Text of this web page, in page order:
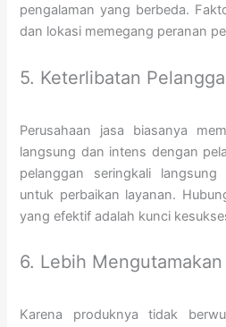
pengalaman yang berbeda.
dan lokasi memegang peranan
5. Keterlibatan
Perusahaan jasa biasanya
langsung dan intens dengan
pelanggan seringkali
untuk perbaikan layanan.
yang efektif adalah kunci
6. Lebih
Karena produknya tidak